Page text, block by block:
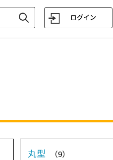
ログイン
丸型 （9）